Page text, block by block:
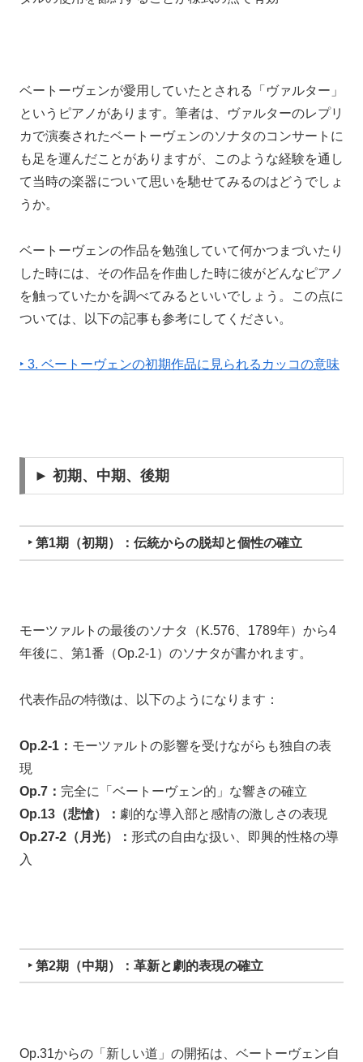
ベートーヴェンが愛用していたとされる「ヴァルター」
というピアノがあります。筆者は、ヴァルターのレプリ
カで演奏されたベートーヴェンのソナタのコンサートに
も足を運んだことがありますが、このような経験を通し
て当時の楽器について思いを馳せてみるのはどうでしょ
うか。
ベートーヴェンの作品を勉強していて何かつまづいたり
した時には、その作品を作曲した時に彼がどんなピアノ
を触っていたかを調べてみるといいでしょう。この点に
ついては、以下の記事も参考にしてください。
‣ 3. ベートーヴェンの初期作品に見られるカッコの意味
► 初期、中期、後期
‣ 第1期（初期）：伝統からの脱却と個性の確立
モーツァルトの最後のソナタ（K.576、1789年）から4
年後に、第1番（Op.2-1）のソナタが書かれます。
代表作品の特徴は、以下のようになります：
Op.2-1： モーツァルトの影響を受けながらも独自の表
現
Op.7： 完全に「ベートーヴェン的」な響きの確立
Op.13（悲愴）： 劇的な導入部と感情の激しさの表現
Op.27-2（月光）： 形式の自由な扱い、即興的性格の導
入
‣ 第2期（中期）：革新と劇的表現の確立
Op.31からの「新しい道」の開拓は、ベートーヴェン自